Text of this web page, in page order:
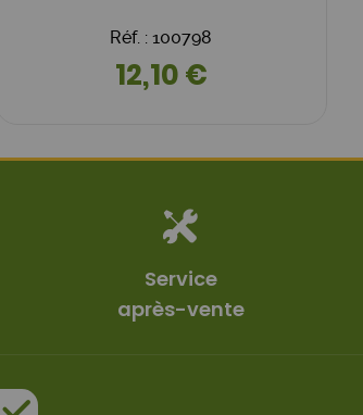
Réf. : 100798
12,10 €
Service
après-vente